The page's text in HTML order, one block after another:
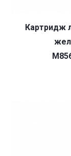
Картридж